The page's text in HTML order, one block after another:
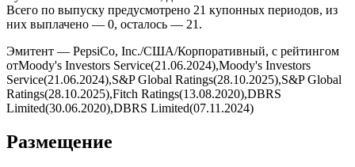
Всего по выпуску предусмотрено 21 купонных периодов, из
них выплачено — 0, осталось — 21.
Эмитент — PepsiCo, Inc./США/Корпоративный, с рейтингом
отMoody's Investors Service(21.06.2024),Moody's Investors
Service(21.06.2024),S&P Global Ratings(28.10.2025),S&P Global
Ratings(28.10.2025),Fitch Ratings(13.08.2020),DBRS
Limited(30.06.2020),DBRS Limited(07.11.2024)
Размещение